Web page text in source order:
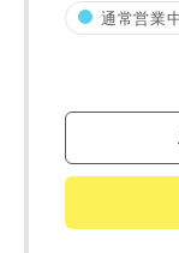
通常営業
同居する家族
資料請求に
た情報を利用し